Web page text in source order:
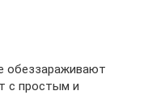
обеззараживают
с простым и